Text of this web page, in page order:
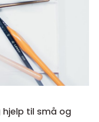
hjelp til små og